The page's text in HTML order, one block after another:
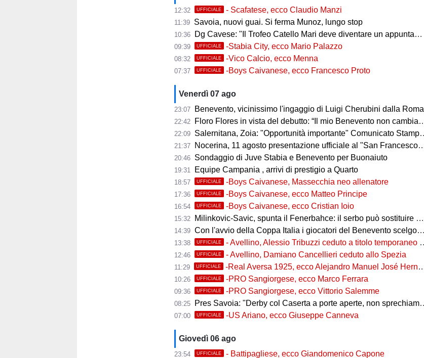
12:32 UFFICIALE - Scafatese, ecco Claudio Manzi
11:39 Savoia, nuovi guai. Si ferma Munoz, lungo stop
10:36 Dg Cavese: "Il Trofeo Catello Mari deve diventare un appuntamento fisso"
09:39 UFFICIALE -Stabia City, ecco Mario Palazzo
08:32 UFFICIALE -Vico Calcio, ecco Menna
07:37 UFFICIALE -Boys Caivanese, ecco Francesco Proto
Venerdì 07 ago
23:07 Benevento, vicinissimo l'ingaggio di Luigi Cherubini dalla Roma
22:42 Floro Flores in vista del debutto: “Il mio Benevento non cambia pelle"
22:09 Salernitana, Zoia: "Opportunità importante" Comunicato Stampa 08 agosto 2026 20:58
21:37 Nocerina, 11 agosto presentazione ufficiale al "San Francesco" e test congiunto con la Gelbison
20:46 Sondaggio di Juve Stabia e Benevento per Buonaiuto
19:31 Equipe Campania , arrivi di prestigio a Quarto
18:57 UFFICIALE -Boys Caivanese, Massecchia neo allenatore
17:36 UFFICIALE -Boys Caivanese, ecco Matteo Principe
16:54 UFFICIALE -Boys Caivanese, ecco Cristian Ioio
15:32 Milinkovic-Savic, spunta il Fenerbahce: il serbo può sostituire Ederson
14:39 Con l'avvio della Coppa Italia i giocatori del Benevento scelgono i numeri di maglia
13:38 UFFICIALE - Avellino, Alessio Tribuzzi ceduto a titolo temporaneo al Bari
12:46 UFFICIALE - Avellino, Damiano Cancellieri ceduto allo Spezia
11:29 UFFICIALE -Real Aversa 1925, ecco Alejandro Manuel José Hernández Gouveia,
10:26 UFFICIALE -PRO Sangiorgese, ecco Marco Ferrara
09:36 UFFICIALE -PRO Sangiorgese, ecco Vittorio Salemme
08:25 Pres Savoia: "Derby col Caserta a porte aperte, non sprechiamo l'occasione"
07:00 UFFICIALE -US Ariano, ecco Giuseppe Canneva
Giovedì 06 ago
23:54 UFFICIALE - Battipagliese, ecco Giandomenico Capone